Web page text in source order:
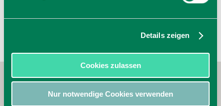
Details zeigen
Cookies zulassen
Nur notwendige Cookies verwenden